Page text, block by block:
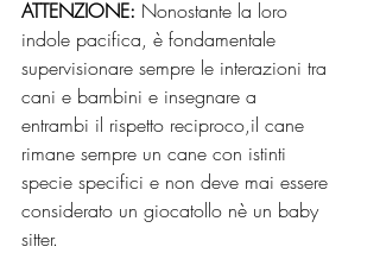
ATTENZIONE: Nonostante la loro
indole pacifica, è fondamentale
supervisionare sempre le interazioni tra
cani e bambini e insegnare a
entrambi il rispetto reciproco,il cane
rimane sempre un cane con istinti
specie specifici e non deve mai essere
considerato un giocatollo nè un baby
sitter.